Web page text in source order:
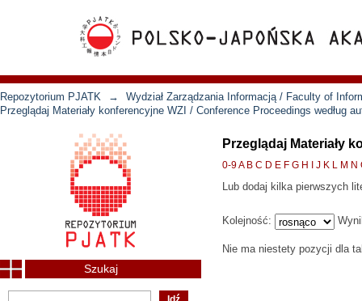
Repozytorium PJATK →
Wydział Zarządzania Informacją / Faculty of
Przeglądaj Materiały konferencyjne WZI / Conference Proceedings według
Przeglądaj Materiały
0-9A B C D E F G H J K L M N
Lub dodaj kilka pierwszych
Kolejność:
Nie ma niestety pozycji dla
Szukaj